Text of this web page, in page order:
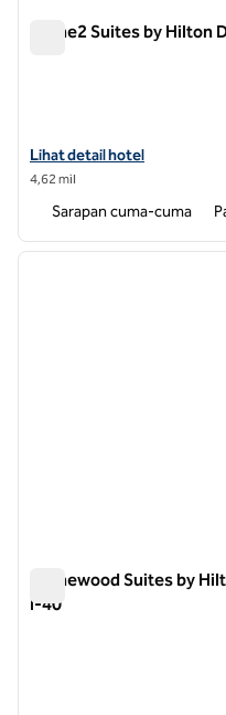
Home2 Suites by Hilton
Lihat detail hotel untuk
Lihat detail hotel
4,62 mil
Sarapan cuma-cuma
1 dari 11
Homewood Suites by
I-40